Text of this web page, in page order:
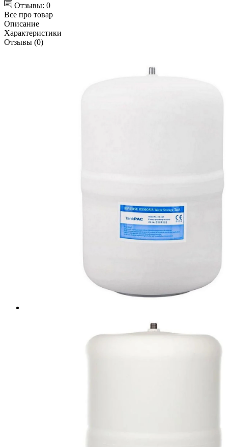
Отзывы: 0
Все про товар
Описание
Характеристики
Отзывы (0)